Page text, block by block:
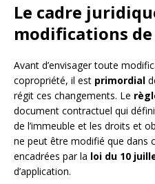
Le cadre
modifications
Avant d’envisager toute
copropriété, il est primordial
régit ces changements. Le
document contractuel qui
de l’immeuble et les droits et
ne peut être modifié que dans
encadrées par la loi du 10
d’application.